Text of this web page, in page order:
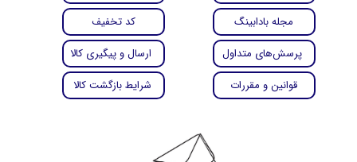
کد تخفیف
ارسال و پیگیری کالا
شرایط بازگشت کالا
مجله بادابینگ
پرسش‌های متداول
قوانین و مقررات